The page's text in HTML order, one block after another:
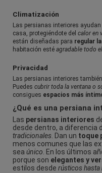
Climatización
Las persianas interiores ayudan
casa, protegiéndote del calor en
están diseñadas para regular
habitación esté agradable todo
Privacidad
Las persianas interiores
Puedes cubrir toda la ventana o
consigues espacios más
¿Qué es una persiana
Las persianas interiores
desde dentro, a diferencia
tradicionales. Dan un toque
menos comunes que las
sea único. En los últimos
porque son elegantes y
estilos desde rústicos